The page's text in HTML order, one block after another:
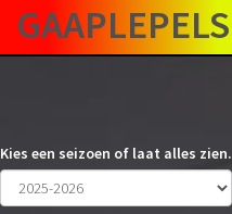
Overslaan
naar
GAAPLEPELS
Kies een seizoen of laat alles zien.